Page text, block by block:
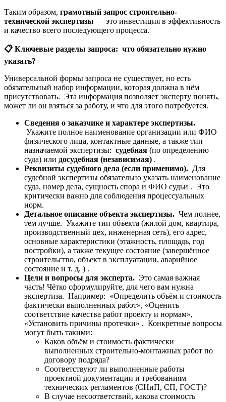
Таким образом, грамотный запрос строительно-
технической экспертизы — это инвестиция в эффективность
и качество всего последующего процесса.
📋 Ключевые разделы запроса: что обязательно нужно
указать?
Универсальной формы запроса не существует, но есть
обязательный набор информации, которая должна в нём
присутствовать. Эта информация позволяет эксперту понять,
может ли он взяться за работу, и что для этого потребуется.
Сведения о заказчике и характере экспертизы.
Укажите полное наименование организации или ФИО
физического лица, контактные данные, а также тип
назначаемой экспертизы: судебная (по определению
суда) или досудебная (независимая) .
Реквизиты судебного дела (если применимо). Для
судебной экспертизы обязательно указать наименование
суда, номер дела, сущность спора и ФИО судьи . Это
критически важно для соблюдения процессуальных
норм.
Детальное описание объекта экспертизы. Чем полнее,
тем лучше. Укажите тип объекта (жилой дом, квартира,
производственный цех, инженерная сеть), его адрес,
основные характеристики (этажность, площадь, год
постройки), а также текущее состояние (завершённое
строительство, объект в эксплуатации, аварийное
состояние и т. д. ) .
Цели и вопросы для эксперта. Это самая важная
часть! Чётко сформулируйте, для чего вам нужна
экспертиза. Например: «Определить объём и стоимость
фактически выполненных работ», «Оценить
соответствие качества работ проекту и нормам»,
«Установить причины протечки» . Конкретные вопросы
могут быть такими:
Каков объём и стоимость фактически
выполненных строительно-монтажных работ по
договору подряда?
Соответствуют ли выполненные работы
проектной документации и требованиям
технических регламентов (СНиП, СП, ГОСТ)?
В случае несоответствий, какова стоимость